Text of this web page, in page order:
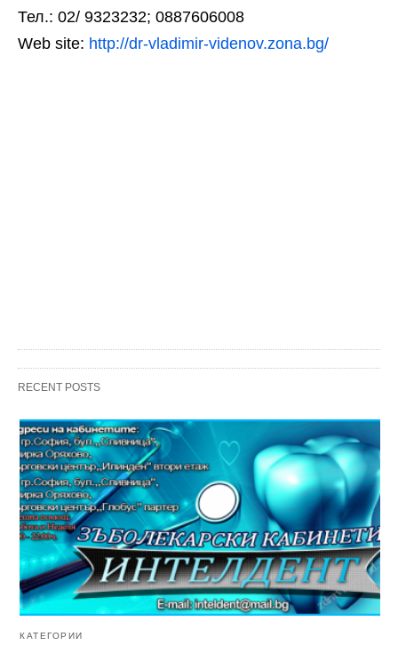
Тел.: 02/ 9323232; 0887606008
Web site: http://dr-vladimir-videnov.zona.bg/
RECENT POSTS
КАТЕГОРИИ